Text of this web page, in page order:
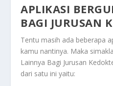
APLIKASI
BAGI JURUSAN
Tentu masih ada beberapa
kamu nantinya. Maka
Lainnya Bagi Jurusan
dari satu ini yaitu: